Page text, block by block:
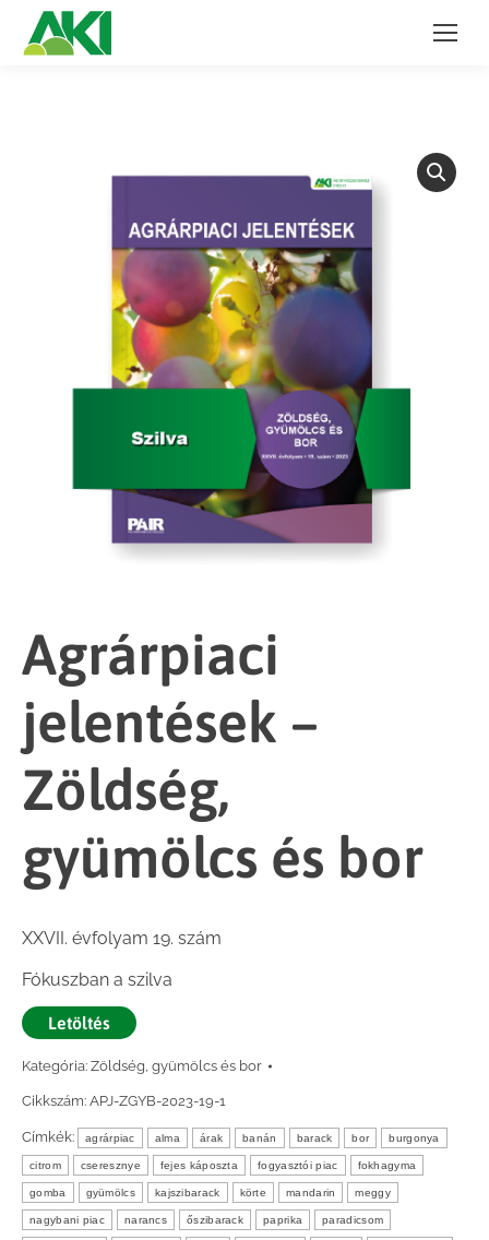
Agrárpiaci
jelentések –
Zöldség,
gyümölcs és bor
XXVII. évfolyam 19. szám
Fókuszban a szilva
Letöltés
Kategória: Zöldség, gyümölcs és bor
Cikkszám: APJ-ZGYB-2023-19-1
Címkék: agrárpiac alma árak banán barack bor burgonya
citrom cseresznye fejes káposzta fogyasztói piac fokhagyma
gomba gyümölcs kajszibarack körte mandarin meggy
nagybani piac narancs őszibarack paprika paradicsom